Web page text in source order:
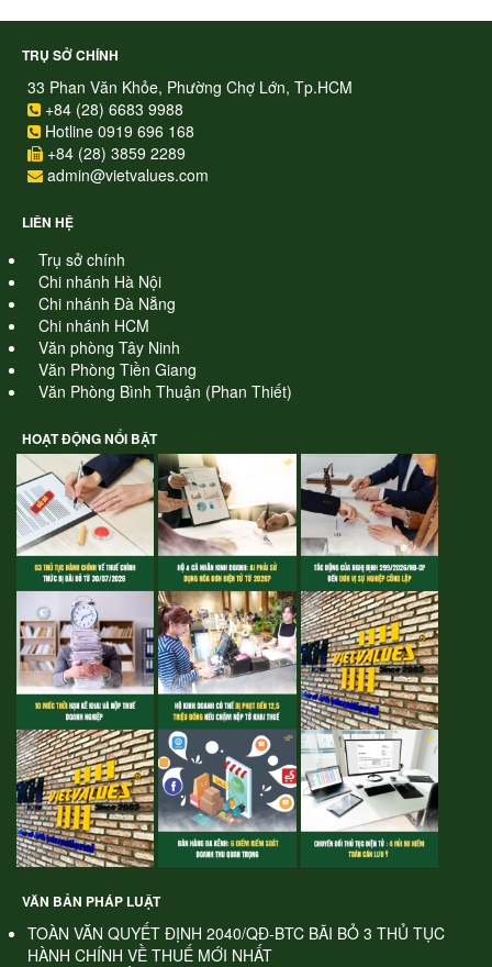
TRỤ SỞ CHÍNH
33 Phan Văn Khỏe, Phường Chợ Lớn, Tp.HCM
+84 (28) 6683 9988
Hotline 0919 696 168
+84 (28) 3859 2289
admin@vietvalues.com
LIÊN HỆ
Trụ sở chính
Chi nhánh Hà Nội
Chi nhánh Đà Nẵng
Chi nhánh HCM
Văn phòng Tây Ninh
Văn Phòng Tiền Giang
Văn Phòng Bình Thuận (Phan Thiết)
HOẠT ĐỘNG NỔI BẬT
VĂN BẢN PHÁP LUẬT
TOÀN VĂN QUYẾT ĐỊNH 2040/QĐ-BTC BÃI BỎ 3 THỦ TỤC
HÀNH CHÍNH VỀ THUẾ MỚI NHẤT